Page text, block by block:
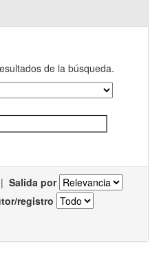
de la búsqueda.
| Salida por
registro